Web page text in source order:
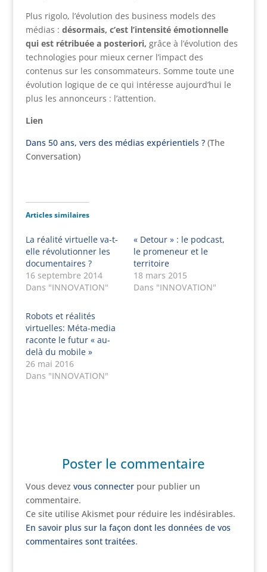
Plus rigolo, l’évolution des business models des
médias : désormais, c’est l’intensité émotionnelle
qui est rétribuée a posteriori, grâce à l’évolution des
technologies pour mieux cerner l’impact des
contenus sur les consommateurs. Somme toute une
évolution logique de ce qui intéresse aujourd’hui le
plus les annonceurs : l’attention.
Lien
Dans 50 ans, vers des médias expérientiels ?(The
Conversation)
Articles similaires
La réalité virtuelle va-t-
elle révolutionner les
documentaires ?
16 septembre 2014
Dans "INNOVATION"
« Detour » : le podcast,
le promeneur et le
territoire
18 mars 2015
Dans "INNOVATION"
Robots et réalités
virtuelles: Méta-media
raconte le futur « au-
delà du mobile »
26 mai 2016
Dans "INNOVATION"
Poster le commentaire
Vous devez vous connecterpour publier un
commentaire.
Ce site utilise Akismet pour réduire les indésirables.
En savoir plus sur la façon dont les données de vos
commentaires sont traitées.